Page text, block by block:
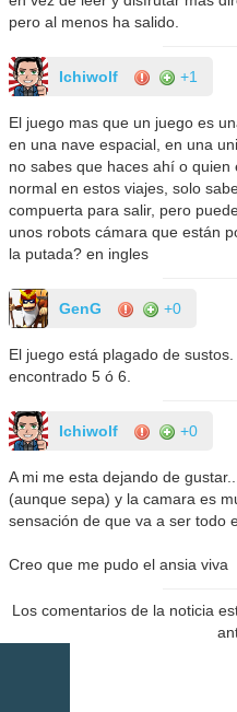
pero al menos ha salido.
Ichiwolf +1
El juego mas que un juego es
en una nave espacial, en una
no sabes que haces ahí o
normal en estos viajes, solo
compuerta para salir, pero
unos robots cámara que están
la putada? en ingles
GenG +0
El juego está plagado de
encontrado 5 ó 6.
Ichiwolf +0
A mi me esta dejando de
(aunque sepa) y la camara es
sensación de que va a ser todo
Creo que me pudo el ansia viva
Los comentarios de la noticia